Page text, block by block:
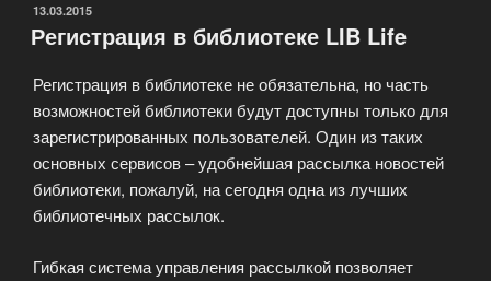
ОПУБЛИКОВАНО
13.03.2015
Регистрация в библиотеке LIB Life
Регистрация в библиотеке не обязательна, но часть
возможностей библиотеки будут доступны только для
зарегистрированных пользователей. Один из таких
основных сервисов – удобнейшая рассылка новостей
библиотеки, пожалуй, на сегодня одна из лучших
библиотечных рассылок.
Гибкая система управления рассылкой позволяет